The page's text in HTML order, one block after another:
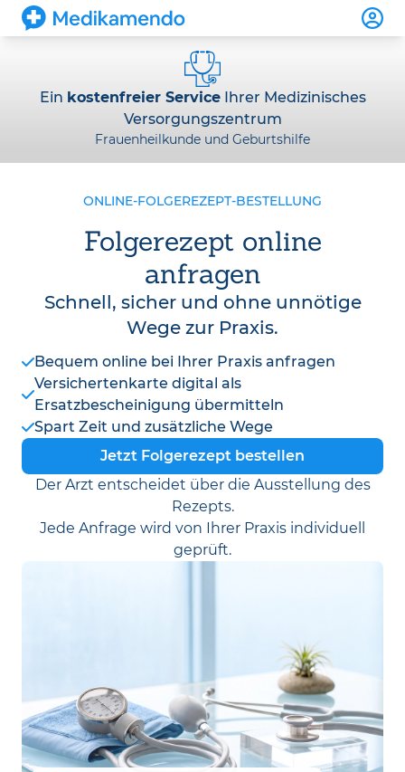
Ein kostenfreier ServiceIhrer Medizinisches
Versorgungszentrum
Frauenheilkunde und Geburtshilfe
ONLINE-FOLGEREZEPT-BESTELLUNG
Folgerezept online
anfragen
Schnell, sicher und ohne unnötige
Wege zur Praxis.
Bequem online bei Ihrer Praxis anfragen
Versichertenkarte digital als
Ersatzbescheinigung übermitteln
Spart Zeit und zusätzliche Wege
Jetzt Folgerezept bestellen
Der Arzt entscheidet über die Ausstellung des
Rezepts.
Jede Anfrage wird von Ihrer Praxis individuell
geprüft.